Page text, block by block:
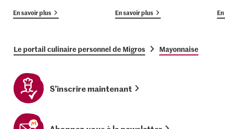
En savoir plus En savoir plus
Le portail culinaire personnel de Migros Mayonnaise
S’inscrire maintenant